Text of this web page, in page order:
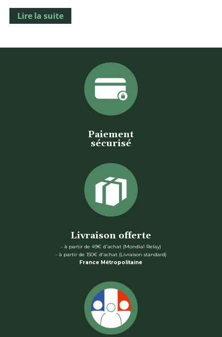
Lire la suite
Paiement
sécurisé
Livraison offerte
- à partir de 49€ d'achat (Mondial Relay)
- à partir de 150€ d'achat (Livraison standard)
France Métropolitaine